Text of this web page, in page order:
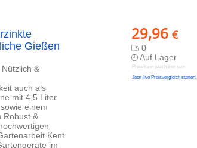
29,96 €
0
Auf Lager
Preis kann jetzt höher sein
Jetzt live Preisvergleich starten!
Gießen
&
auch als
mit 4,5 Liter
einem
Robust &
Kent
im